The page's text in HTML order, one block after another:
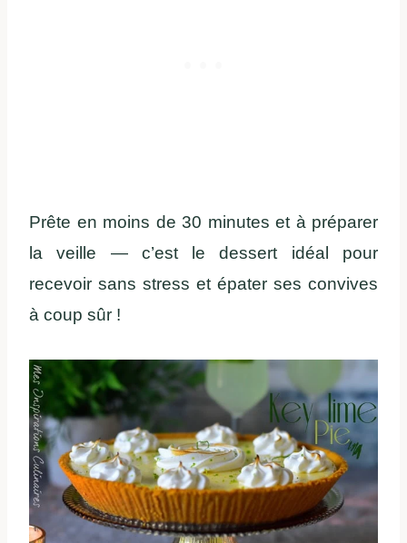
Prête en moins de 30 minutes et à préparer
la veille — c’est le dessert idéal pour
recevoir sans stress et épater ses convives
à coup sûr !